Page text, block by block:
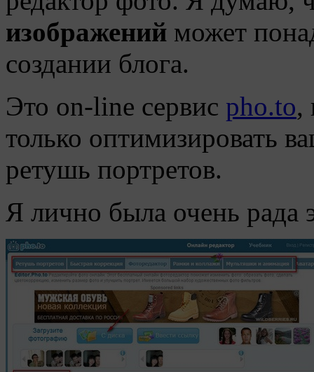
изображений может
создании блога.
Это on-line сервис pho.to,
только оптимизировать
ретушь портретов.
Я лично была очень рада